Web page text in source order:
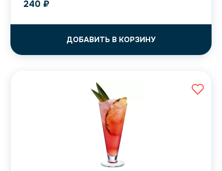
240 ₽
ДОБАВИТЬ В КОРЗИНУ